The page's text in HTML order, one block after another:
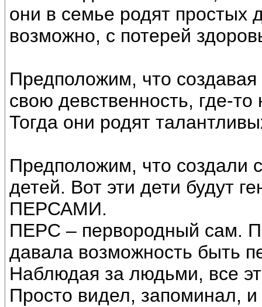
они в семье родят простых
возможно, с потерей
Предположим, что
свою девственность, где-
Тогда они родят
Предположим, что создали
детей. Вот эти дети будут
ПЕРСАМИ.
ПЕРС – первородный сам.
давала возможность быть
Наблюдая за людьми, все
Просто видел, запоминал, и